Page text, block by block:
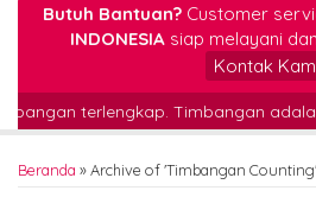
Butuh Bantuan? Customer
INDONESIA siap melayani
Kontak
terlengkap. Timbangan
Beranda »Archive of 'Timbangan Counting'